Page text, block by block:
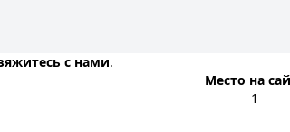
с нами.
Место на
1